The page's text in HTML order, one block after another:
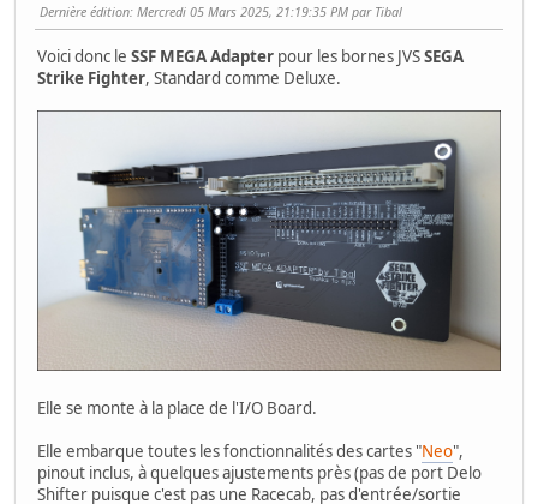
Dernière édition: Mercredi 05 Mars 2025, 21:19:35 PM par Tibal
Voici donc le SSF MEGA Adapter pour les bornes JVSSEGA
Strike Fighter, Standard comme Deluxe.
Elle se monte à la place de l'I/O Board.
Elle embarque toutes les fonctionnalités des cartes "Neo",
pinout inclus, à quelques ajustements près (pas de port Delo
Shifter puisque c'est pas une Racecab, pas d'entrée/sortie